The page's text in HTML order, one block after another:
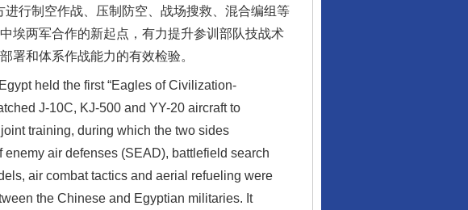
行制空作战、压制防空、战场搜救、混合编组等
埃两军合作的新起点，有力提升参训部队技战术
署和体系作战能力的有效检验。
held the first “Eagles of Civilization-
J-10C, KJ-500 and YY-20 aircraft to
training, during which the two sides
air defenses (SEAD), battlefield search
air combat tactics and aerial refueling were
the Chinese and Egyptian militaries. It